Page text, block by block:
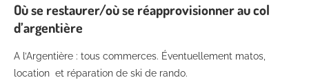
Où se restaurer/où se réapprovisionner au col
d’argentière
A l’Argentière : tous commerces. Éventuellement matos,
location et réparation de ski de rando.